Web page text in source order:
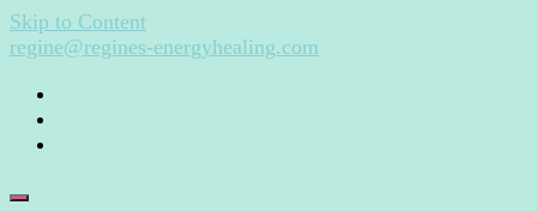
Skip to Content
regine@regines-energyhealing.com